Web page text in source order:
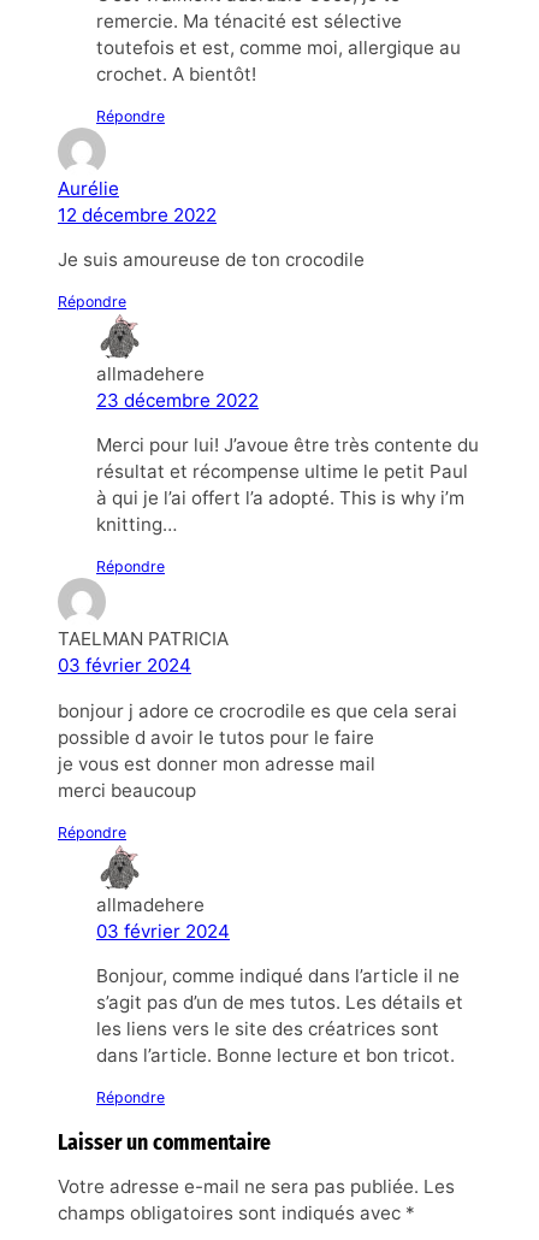
remercie. Ma ténacité est sélective
toutefois et est, comme moi, allergique au
crochet. A bientôt!
Répondre
Aurélie
12 décembre 2022
Je suis amoureuse de ton crocodile
Répondre
allmadehere
23 décembre 2022
Merci pour lui! J’avoue être très contente du
résultat et récompense ultime le petit Paul
à qui je l’ai offert l’a adopté. This is why i’m
knitting…
Répondre
TAELMAN PATRICIA
03 février 2024
bonjour j adore ce crocrodile es que cela serai
possible d avoir le tutos pour le faire
je vous est donner mon adresse mail
merci beaucoup
Répondre
allmadehere
03 février 2024
Bonjour, comme indiqué dans l’article il ne
s’agit pas d’un de mes tutos. Les détails et
les liens vers le site des créatrices sont
dans l’article. Bonne lecture et bon tricot.
Répondre
Laisser un commentaire
Votre adresse e-mail ne sera pas publiée. Les
champs obligatoires sont indiqués avec *